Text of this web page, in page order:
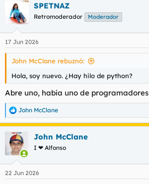
SPETNAZ
Retromoderador Moderador
17 Jun 2026
John McClane rebuznó:
Hola, soy nuevo. ¿Hay hilo de python?
Abre uno, había uno de programadores
R
e
a
c
c
e
John McClane
John McClane
I ❤ Alfonso
22 Jun 2026